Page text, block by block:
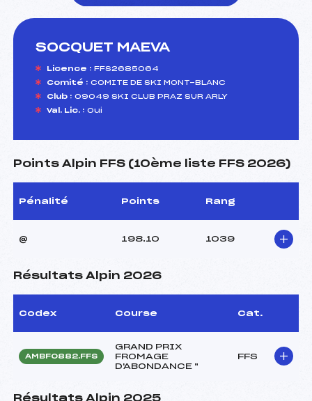
SOCQUET MAEVA
Licence : FFS2685064
Comité : COMITE DE SKI MONT-BLANC
Club : 09049 SKI CLUB PRAZ SUR ARLY
Val. Lic. : Oui
Points Alpin FFS (10ème liste FFS 2026)
Pénalité Points Rang
@ 198.10 1039
Résultats Alpin 2026
Codex Course Cat.
AMBF0882.FFS
GRAND PRIX
FROMAGE
D'ABONDANCE "
FFS
Résultats Alpin 2025